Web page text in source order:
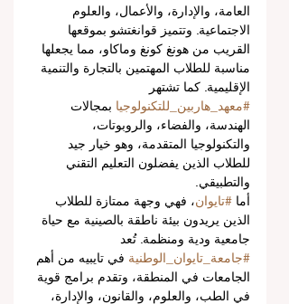
العامة، والإدارة، والأعمال، والعلوم
الاجتماعية. وتتميز قوانغتشو بموقعها
القريب من هونغ كونغ وماكاو، مما يجعلها
مناسبة للطلاب المهتمين بالتجارة والتنمية
الإقليمية. كما تشتهر
#معهد_هاربين_للتكنولوجيا بمجالات
الهندسة، والفضاء، والروبوتات،
والتكنولوجيا المتقدمة، وهو خيار جيد
للطلاب الذين يفضلون التعليم التقني
والتطبيقي.
أما #تايوان، فهي وجهة ممتازة للطلاب
الذين يريدون بيئة ناطقة بالصينية مع حياة
جامعية ودية ومنظمة. تُعد
#جامعة_تايوان_الوطنية في تايبيه من أهم
الجامعات في المنطقة، وتقدم برامج قوية
في الطب، والعلوم، والقانون، والإدارة،